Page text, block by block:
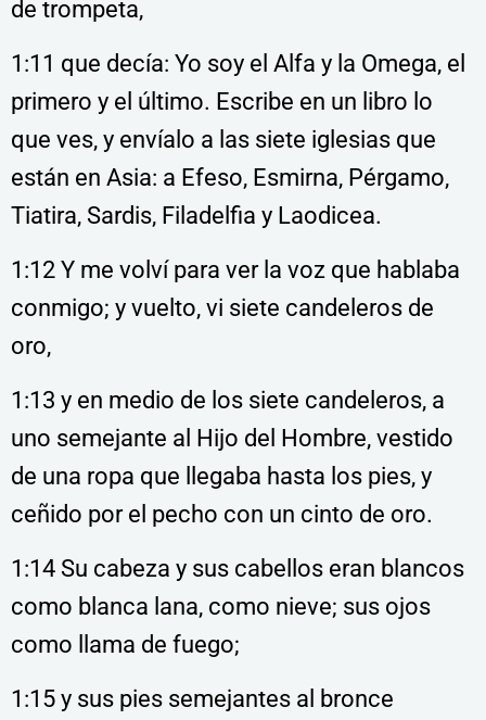
de trompeta,
1:11 que decía: Yo soy el Alfa y la Omega, el
primero y el último. Escribe en un libro lo
que ves, y envíalo a las siete iglesias que
están en Asia: a Efeso, Esmirna, Pérgamo,
Tiatira, Sardis, Filadelfia y Laodicea.
1:12 Y me volví para ver la voz que hablaba
conmigo; y vuelto, vi siete candeleros de
oro,
1:13 y en medio de los siete candeleros, a
uno semejante al Hijo del Hombre, vestido
de una ropa que llegaba hasta los pies, y
ceñido por el pecho con un cinto de oro.
1:14 Su cabeza y sus cabellos eran blancos
como blanca lana, como nieve; sus ojos
como llama de fuego;
1:15 y sus pies semejantes al bronce